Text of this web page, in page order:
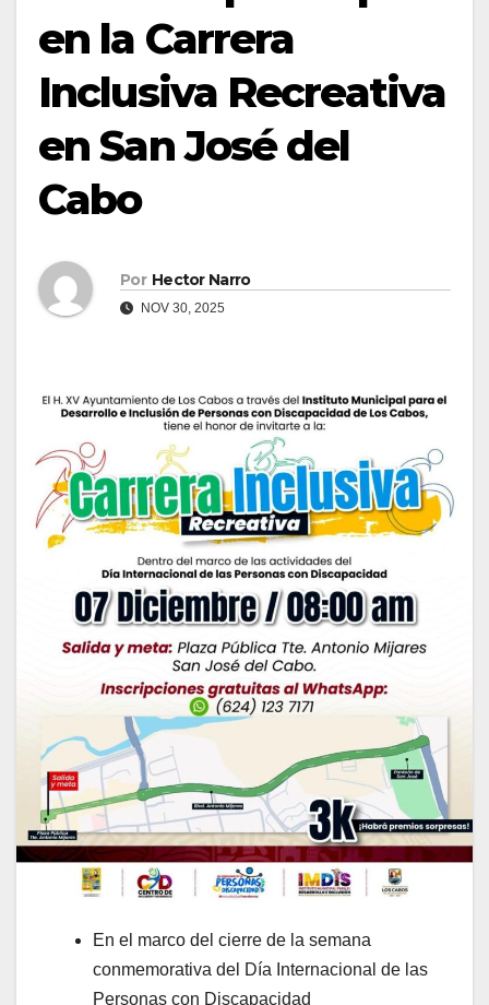
en la Carrera
Inclusiva Recreativa
en San José del
Cabo
Por Hector Narro
NOV 30, 2025
En el marco del cierre de la semana
conmemorativa del Día Internacional de las
Personas con Discapacidad